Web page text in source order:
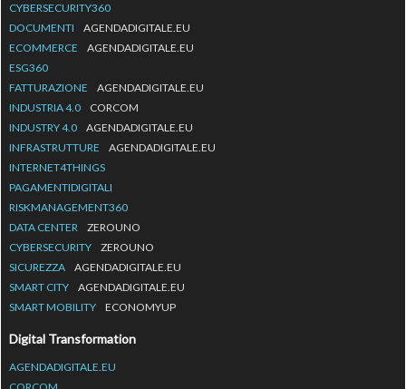
CYBERSECURITY360
DOCUMENTI
AGENDADIGITALE.EU
ECOMMERCE
AGENDADIGITALE.EU
ESG360
FATTURAZIONE
AGENDADIGITALE.EU
INDUSTRIA 4.0
CORCOM
INDUSTRY 4.0
AGENDADIGITALE.EU
INFRASTRUTTURE
AGENDADIGITALE.EU
INTERNET4THINGS
PAGAMENTIDIGITALI
RISKMANAGEMENT360
DATA CENTER
ZEROUNO
CYBERSECURITY
ZEROUNO
SICUREZZA
AGENDADIGITALE.EU
SMART CITY
AGENDADIGITALE.EU
SMART MOBILITY
ECONOMYUP
Digital Transformation
AGENDADIGITALE.EU